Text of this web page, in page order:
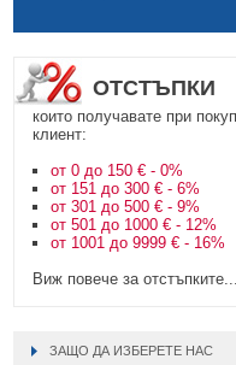
ОТСТЪПКИ
които получавате при
клиент:
от 0 до 150 € - 0%
от 151 до 300 € - 6%
от 301 до 500 € - 9%
от 501 до 1000 € - 12%
от 1001 до 9999 € - 16%
Виж повече за отстъпките...
ЗАЩО ДА ИЗБЕРЕТЕ НАС